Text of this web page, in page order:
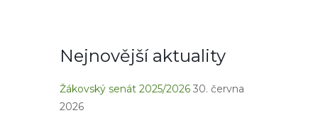
Nejnovější aktuality
Žákovský senát 2025/2026 30. června
2026